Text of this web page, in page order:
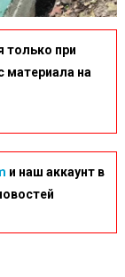
только при
материала на
и наш аккаунт в